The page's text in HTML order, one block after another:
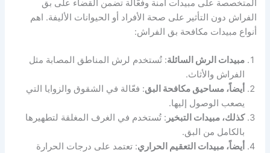
المتخصصة على مبيدات آمنة وفعّالة تضمن القضاء على بق
الفراش دون التأثير على صحة الأفراد أو الحيوانات الأليفة. اهم
أنواع مبيدات مكافحة بق الفراش:
مبيدات الرش السائلة: تُستخدم لرش المناطق المصابة مثل
الفراش والأثاث.
أيضاً، مساحيق مكافحة البق: فعّالة في الشقوق والزوايا التي
يصعب الوصول إليها.
كذلك، مبيدات التبخير : تُستخدم في الغرف المغلقة لتطهيرها
بالكامل من البق.
أيضاً، مبيدات التعقيم الحراري: تعتمد على درجات الحرارة